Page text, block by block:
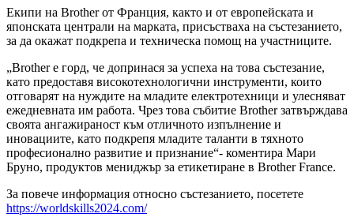
Екипи на Brother от Франция, както и от европейската и
японската централи на марката, присъстваха на състезанието,
за да окажат подкрепа и техническа помощ на участниците.
„Brother е горд, че допринася за успеха на това състезание,
като предоставя високотехнологични инструменти, които
отговарят на нуждите на младите електротехници и улесняват
ежедневната им работа. Чрез това събитие Brother затвърждава
своята ангажираност към отличното изпълнение и
иновациите, като подкрепя младите таланти в тяхното
професионално развитие и признание“- коментира Мари
Бруно, продуктов мениджър за етикетиране в Brother France.
За повече информация относно състезанието, посетете
https://worldskills2024.com/